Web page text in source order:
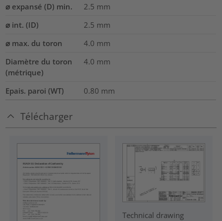
⌀ expansé (D) min. 2.5 mm
⌀ int. (ID)
2.5 mm
⌀ max. du toron
4.0 mm
Diamètre du toron
(métrique)
4.0 mm
Epais. paroi (WT) 0.80 mm
Télécharger
Technical drawing